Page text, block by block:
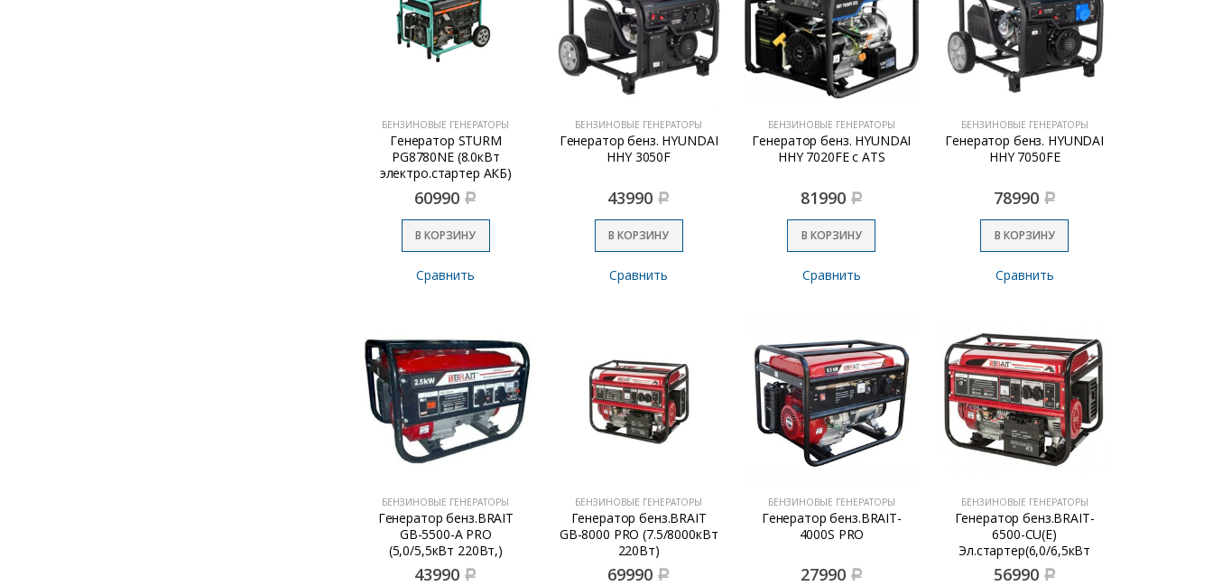
БЕНЗИНОВЫЕ ГЕНЕРАТОРЫ
Генератор STURM
PG8780NE (8.0кВт
электро.стартер АКБ)
60990 Р
В КОРЗИНУ
Сравнить
БЕНЗИНОВЫЕ ГЕНЕРАТОРЫ
Генератор бенз. HYUNDAI
HHY 3050F
43990 Р
В КОРЗИНУ
Сравнить
БЕНЗИНОВЫЕ ГЕНЕРАТОРЫ
Генератор бенз. HYUNDAI
HHY 7020FE с ATS
81990 Р
В КОРЗИНУ
Сравнить
БЕНЗИНОВЫЕ ГЕНЕРАТОРЫ
Генератор бенз. HYUNDAI
HHY 7050FE
78990 Р
В КОРЗИНУ
Сравнить
БЕНЗИНОВЫЕ ГЕНЕРАТОРЫ
Генератор бенз.BRAIT
GB-5500-А PRO
(5,0/5,5кВт 220Вт,)
43990 Р
БЕНЗИНОВЫЕ ГЕНЕРАТОРЫ
Генератор бенз.BRAIT
GB-8000 PRO (7.5/8000кВт
220Вт)
69990 Р
БЕНЗИНОВЫЕ ГЕНЕРАТОРЫ
Генератор бенз.BRAIT-
4000S PRO
27990 Р
БЕНЗИНОВЫЕ ГЕНЕРАТОРЫ
Генератор бенз.BRAIT-
6500-CU(Е)
Эл.стартер(6,0/6,5кВт
220Вт,12В)
56990 Р